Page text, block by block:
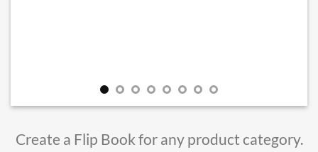
Create a Flip Book for any product category.